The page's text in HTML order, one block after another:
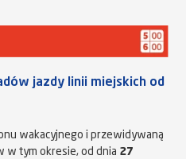
jazdy linii miejskich od
wakacyjnego i przewidywaną
w tym okresie, od dnia 27